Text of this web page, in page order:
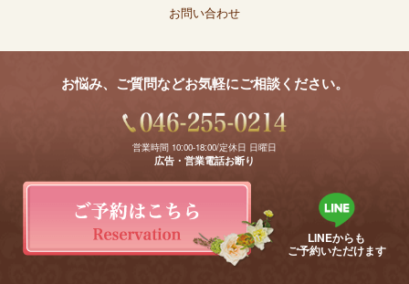
お問い合わせ
お悩み、ご質問などお気軽にご相談ください。
営業時間 10:00-18:00/定休日 日曜日
広告・営業電話お断り
LINEからも
ご予約いただけます